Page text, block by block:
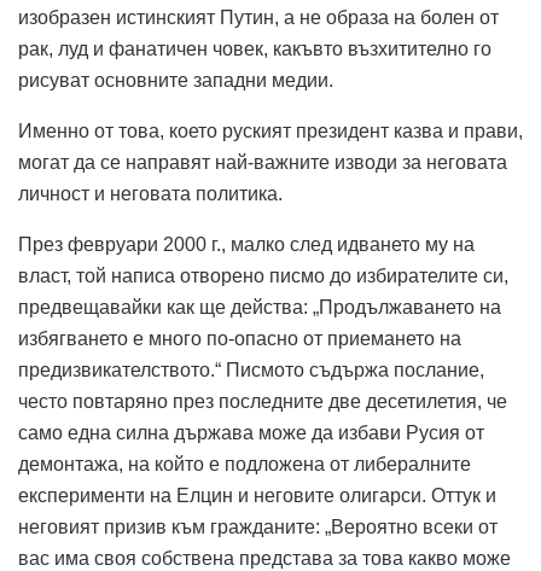
изобразен истинският Путин, а не образа на болен от
рак, луд и фанатичен човек, какъвто възхитително го
рисуват основните западни медии.
Именно от това, което руският президент казва и прави,
могат да се направят най-важните изводи за неговата
личност и неговата политика.
През февруари 2000 г., малко след идването му на
власт, той написа отворено писмо до избирателите си,
предвещавайки как ще действа: „Продължаването на
избягването е много по-опасно от приемането на
предизвикателството.“ Писмото съдържа послание,
често повтаряно през последните две десетилетия, че
само една силна държава може да избави Русия от
демонтажа, на който е подложена от либералните
експерименти на Елцин и неговите олигарси. Оттук и
неговият призив към гражданите: „Вероятно всеки от
вас има своя собствена представа за това какво може